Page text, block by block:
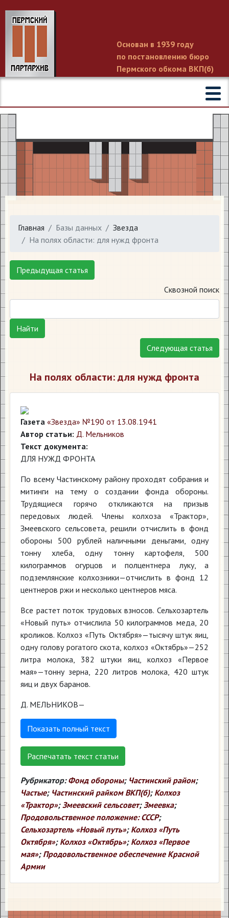
Основан в 1939 году
по постановлению бюро
Пермского обкома ВКП(б)
Главная Базы данных
Звезда
На полях области: для нужд фронта
Предыдущая статья
Сквозной поиск
Найти
Следующая статья
На полях области: для нужд фронта
Газета «Звезда» №190 от 13.08.1941
Автор статьи: Д. Мельников
Текст документа:
ДЛЯ НУЖД ФРОНТА
По всему Частинскому району проходят собрания и
митинги на тему о создании фонда обороны.
Трудящиеся горячо откликаются на призыв
передовых людей. Члены колхоза «Трактор»,
Змеевского сельсовета, решили отчислить в фонд
обороны 500 рублей наличными деньгами, одну
тонну хлеба, одну тонну картофеля, 500
килограммов огурцов и полцентнера луку, а
подземлянские колхозники—отчислить в фонд 12
центнеров ржи и несколько центнеров мяса.
Все растет поток трудовых взносов. Сельхозартель
«Новый путь» отчислила 50 килограммов меда, 20
кроликов. Колхоз «Путь Октября»—тысячу штук яиц,
одну голову рогатого скота, колхоз «Октябрь»—252
литра молока, 382 штуки яиц, колхоз «Первое
мая»—тонну зерна, 220 литров молока, 420 штук
яиц и двух баранов.
Д. МЕЛЬНИКОВ—
Показать полный текст
Распечатать текст статьи
Рубрикатор: Фонд обороны; Частинский район;
Частые; Частинский райком ВКП(б); Колхоз
«Трактор»;Змеевский сельсовет;Змеевка;
Продовольственное положение: СССР;
Сельхозартель «Новый путь»; Колхоз «Путь
Октября»; Колхоз «Октябрь»; Колхоз «Первое
мая»; Продовольственное обеспечение Красной
Армии